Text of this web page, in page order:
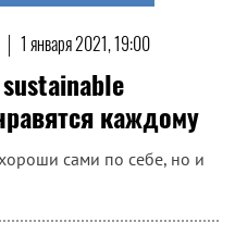
| 1 января 2021, 19:00
каждому
сами по себе, но и